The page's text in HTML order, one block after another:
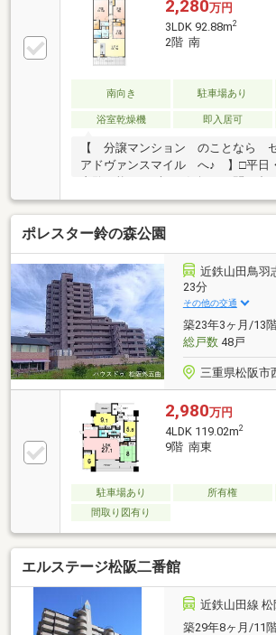
2,280万円
3LDK 92.88m2
2階 南
南向き 駐車場あり
浴室乾燥機
即入居可
【 分譲マンション のことなら セ
アドヴァンスマイル へ♪ 】□平日・
当社おすすめポイント／◆紀勢本線
分！◆松阪の中心部で便利な立地
ったりくつろげる１8.7帖以上の広々
収納付き！◆ペット可（規約有）
ポレスター鈴の森公園
近鉄山田鳥羽
23分
その他の交通
築23年3ヶ月/13
総戸数48戸
三重県松阪市
2,980万円
4LDK 119.02m2
9階 南東
駐車場あり 所有権
間取り図有り
エルステージ松阪二番館
近鉄山田線
築29年8ヶ月/11